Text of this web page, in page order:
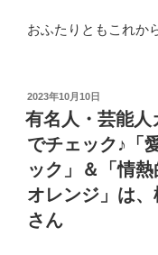
おふたりともこれか
投
稿
日:
2023年10月10日
有名人・芸能人
でチェック♪「
ック」＆「情
オレンジ」は
さん